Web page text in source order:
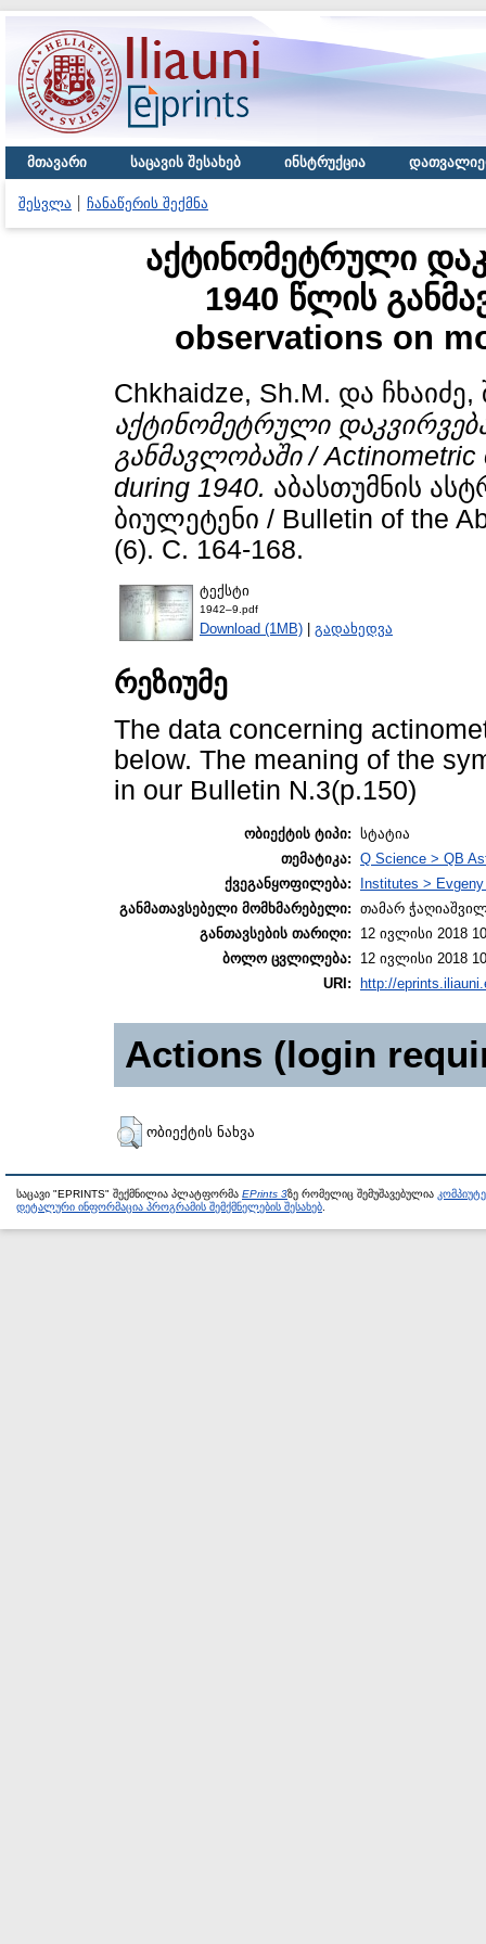
მთავარი საცავის შესახებ ინსტრუქცია
შესვლა ჩანაწერის შექმნა
აქტინომეტრული
1940 წლის
observations on
Chkhaidze, Sh.M. და ჩხაიძე,
აქტინომეტრული
განმავლობაში /
during 1940. აბასთუმნის
ბიულეტენი / Bulletin of the
(6). С. 164-168.
ტექსტი
1942–9.pdf
Download (1MB) | გადახედვა
რეზიუმე
The data concerning
below. The meaning of the
in our Bulletin N.3(p.150)
ობიექტის ტიპი: სტატია
თემატიკა: Q Science > QB
ქვეგანყოფილება:
Institutes >
განმათავსებელი მომხმარებელი: თამარ
განთავსების თარიღი:
12 ივლისი 2018
ბოლო ცვლილება:
12 ივლისი 2018
URI:
http://
Actions (login
ობიექტის ნახვა
საცავი "EPRINTS" შექმნილია პლატფორმა EPrints 3ზე რომელიც შემუშავებულია
დეტალური ინფორმაცია პროგრამის შემქმნელების შესახებ